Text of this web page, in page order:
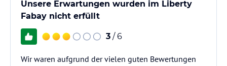
Unsere Erwartungen wurden im Liberty
Fabay nicht erfüllt
3 / 6
Wir waren aufgrund der vielen guten Bewertungen